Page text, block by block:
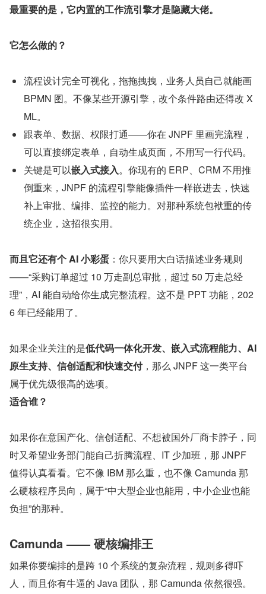
最重要的是，它内置的工作流引擎才是隐藏大佬。
它怎么做的？
流程设计完全可视化，拖拖拽拽，业务人员自己就能画
BPMN 图。不像某些开源引擎，改个条件路由还得改 X
ML。
跟表单、数据、权限打通——你在 JNPF 里画完流程，
可以直接绑定表单，自动生成页面，不用写一行代码。
关键是可以嵌入式接入。你现有的 ERP、CRM 不用推
倒重来，JNPF 的流程引擎能像插件一样嵌进去，快速
补上审批、编排、监控的能力。对那种系统包袱重的传
统企业，这招很实用。
而且它还有个 AI 小彩蛋 ：你只要用大白话描述业务规则
——“采购订单超过 10 万走副总审批，超过 50 万走总经
理”，AI 能自动给你生成完整流程。这不是 PPT 功能，202
6 年已经能用了。
如果企业关注的是低代码一体化开发、嵌入式流程能力、AI
原生支持、信创适配和快速交付，那么 JNPF 这一类平台
属于优先级很高的选项。
适合谁？
如果你在意国产化、信创适配、不想被国外厂商卡脖子，同
时又希望业务部门能自己折腾流程、IT 少加班，那 JNPF
值得认真看看。它不像 IBM 那么重，也不像 Camunda 那
么硬核程序员向，属于“中大型企业也能用，中小企业也能
负担”的那种。
Camunda —— 硬核编排王
如果你要编排的是跨 10 个系统的复杂流程，规则多得吓
人，而且你有牛逼的 Java 团队，那 Camunda 依然很强。